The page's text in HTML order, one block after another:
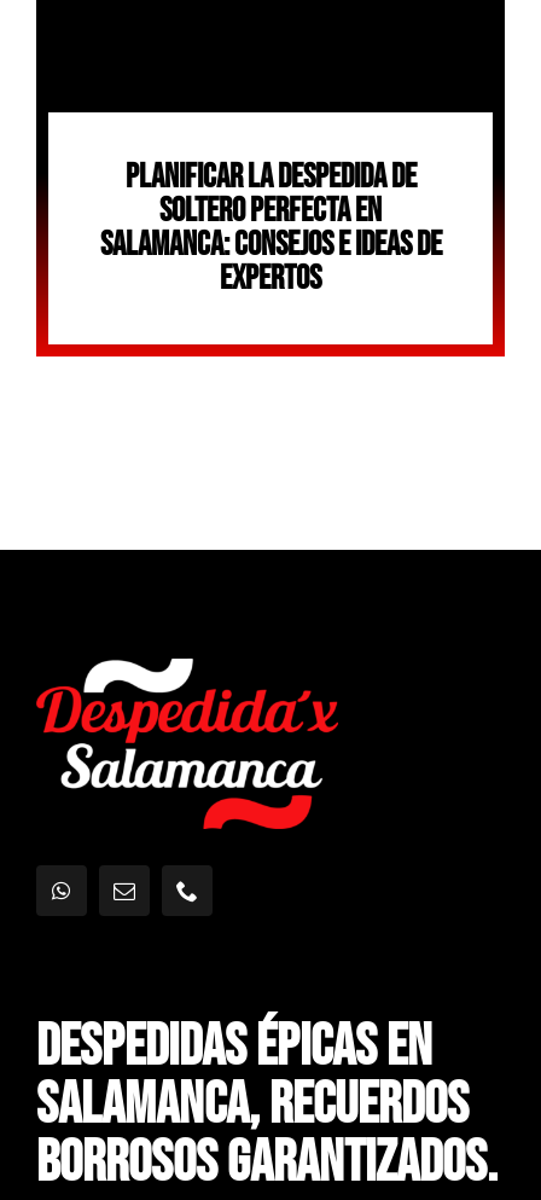
Planificar La Despedida De
Soltero Perfecta En
Salamanca: Consejos E Ideas De
Expertos
Despedidas Épicas En
Salamanca, Recuerdos
Borrosos Garantizados.